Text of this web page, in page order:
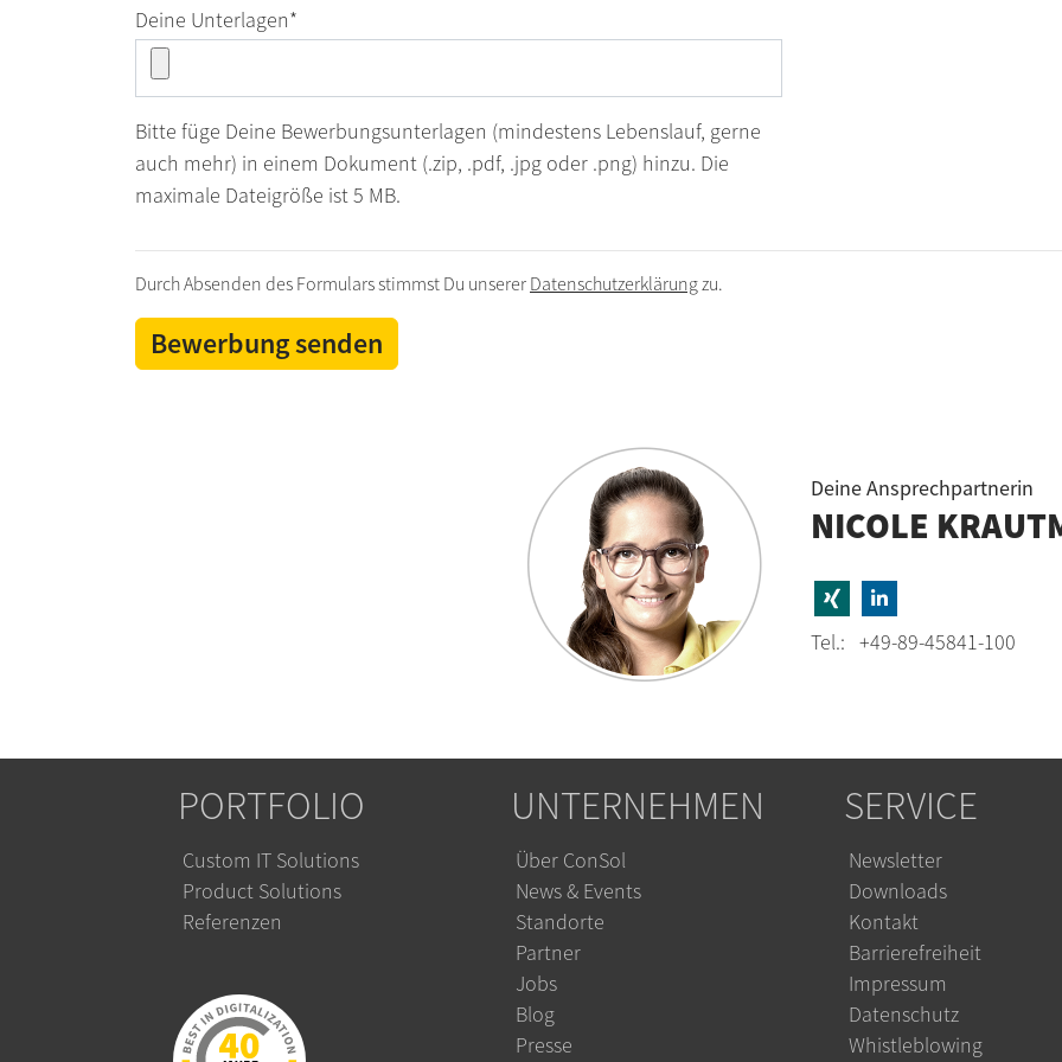
Deine Unterlagen*
Bitte füge Deine Bewerbungsunterlagen ​(mindestens Lebenslauf, gerne
auch mehr)​​ ​in einem Dokument (.zip, .pdf, .jpg oder .png) hinzu. Die
maximale Dateigröße ist 5 MB.
Durch Absenden des Formulars stimmst Du unserer Datenschutzerklärungzu.
Deine Ansprechpartnerin
NICOLE
Tel.: +49-89-45841-100
PORTFOLIO
Custom IT Solutions
Product Solutions
Referenzen
UNTERNEHMEN
Über ConSol
News & Events
Standorte
Partner
Jobs
Blog
Presse
SERVICE
Newsletter
Downloads
Kontakt
Barrierefreiheit
Impressum
Datenschutz
Whistleblowing